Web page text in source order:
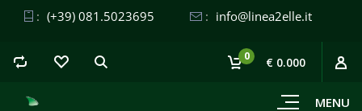
: (+39) 081.5023695 : info@linea2elle.it
MENU
0 € 0.000